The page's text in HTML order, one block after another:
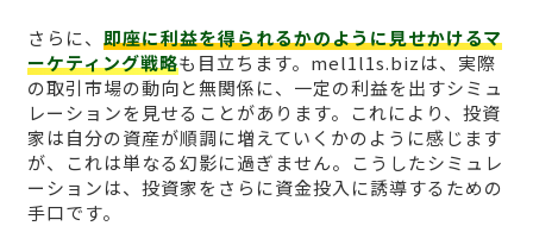
さらに、 即座に利益を得られるかのように見せかけるマ
ーケティング戦略も目立ちます。mel1l1s.bizは、実際
の取引市場の動向と無関係に、一定の利益を出すシミュ
レーションを見せることがあります。これにより、投資
家は自分の資産が順調に増えていくかのように感じます
が、これは単なる幻影に過ぎません。こうしたシミュレ
ーションは、投資家をさらに資金投入に誘導するための
手口です。